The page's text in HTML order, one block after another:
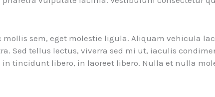
mollis sem, eget molestie ligula. Aliquam vehicula
Sed tellus lectus, viverra sed mi ut, iaculis
tincidunt libero, in laoreet libero. Nulla et nulla